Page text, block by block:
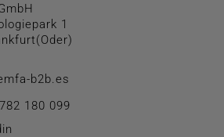
1
b2b.es
180 099